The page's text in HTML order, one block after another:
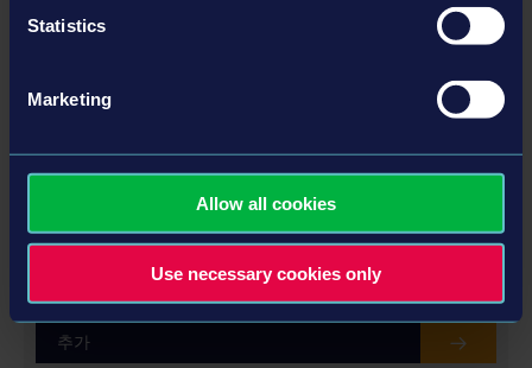
Statistics
Marketing
Allow all cookies
Use necessary cookies only
추가